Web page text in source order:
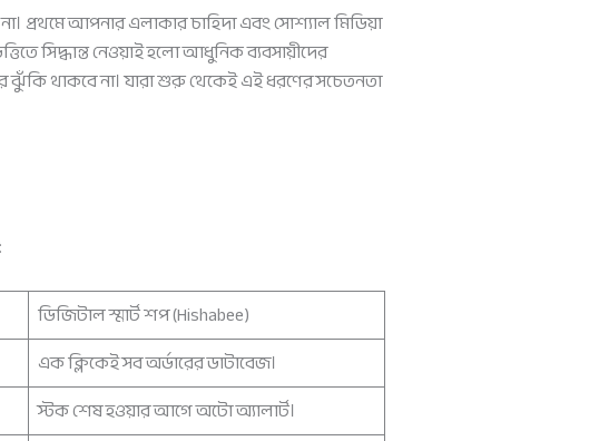
প্রথমে আপনার এলাকার চাহিদা এবং সোশ্যাল মিডিয়া
সিদ্ধান্ত নেওয়াই হলো আধুনিক ব্যবসায়ীদের
থাকবে না। যারা শুরু থেকেই এই ধরণের সচেতনতা
ডিজিটাল স্মার্ট শপ (Hishabee)
এক ক্লিকেই সব অর্ডারের ডাটাবেজ।
স্টক শেষ হওয়ার আগে অটো অ্যালার্ট।